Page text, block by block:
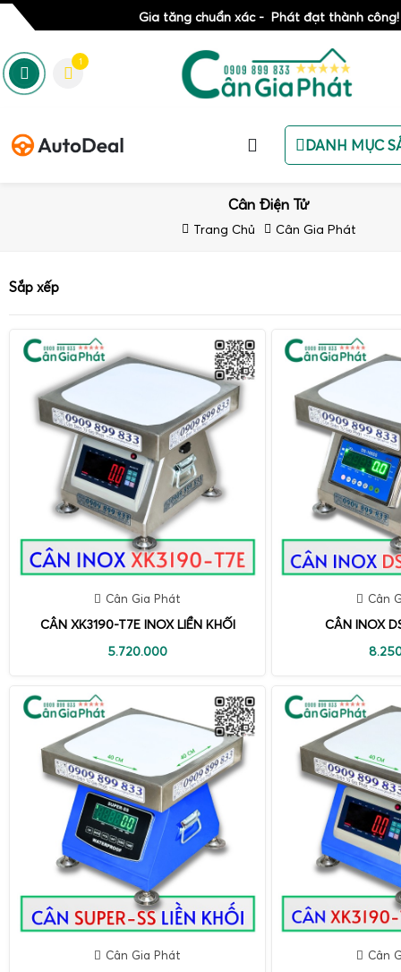
Gia tăng chuẩn xác - Phát đạt thành công!
1
DANH MỤC
Cân Điện Tử
Trang Chủ Cân Gia Phát
Sắp xếp
Cân Gia Phát
CÂN XK3190-T7E INOX LIỀN KHỐI
5.720.000
Cân
CÂN INOX
Cân Gia Phát Cân